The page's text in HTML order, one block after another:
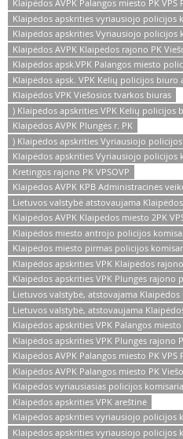
Klaipėdos AVPK Palangos miesto PK VPS
Klaipėdos apskrities vyriausiojo policijos
Klaipėdos apskrities Vyriausiojo
Klaipėdos AVPK Klaipėdos rajono PK
Klaipėdos apsk.VPK Palangos miesto
Klaipėdos apsk. VPK Kelių policijos
Klaipėdos VPK Viešosios tvarkos biuras
) Klaipėdos apskrities VPK Kelių policijos
Klaipėdos AVPK Plungės r. PK
) Klaipėdos apskrities Vyriausiojo
Klaipėdos apskrities Vyriausiojo
Kretingos rajono PK VPSOVP
Klaipėdos AVPK KPB Administracinės
Lietuvos valstybė atstovaujama
Klaipėdos AVPK Klaipėdos miesto 2PK
Klaipėdos miesto antrojo policijos
Klaipėdos miesto pirmas policijos
Klaipėdos apskrities VPK Klaipėdos
Klaipėdos apskrities VPK Plungės
Lietuvos valstybė, atstovajama
Lietuvos valstybė, atstovaujama
Klaipėdos apskrities VPK Palangos
Klaipėdos apskrities VPK Plungės rajono
Klaipėdos AVPK Palangos miesto PK
Klaipėdos AVPK Palangos miesto PK
Klaipėdos vyriausiasias policijos
Klaipėdos apskrities VPK areštinė
Klaipėdos apskrities vyriausiojo
Klaipėdos apskrities vyriausiojo policijos